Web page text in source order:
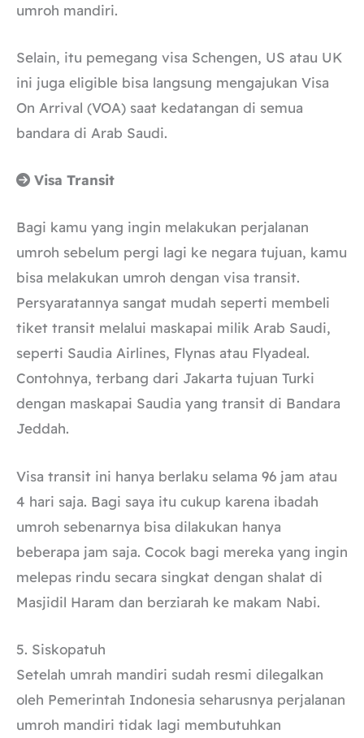
umroh mandiri.
Selain, itu pemegang visa Schengen, US atau UK
ini juga eligible bisa langsung mengajukan Visa
On Arrival (VOA) saat kedatangan di semua
bandara di Arab Saudi.
Visa Transit
Bagi kamu yang ingin melakukan perjalanan
umroh sebelum pergi lagi ke negara tujuan, kamu
bisa melakukan umroh dengan visa transit.
Persyaratannya sangat mudah seperti membeli
tiket transit melalui maskapai milik Arab Saudi,
seperti Saudia Airlines, Flynas atau Flyadeal.
Contohnya, terbang dari Jakarta tujuan Turki
dengan maskapai Saudia yang transit di Bandara
Jeddah.
Visa transit ini hanya berlaku selama 96 jam atau
4 hari saja. Bagi saya itu cukup karena ibadah
umroh sebenarnya bisa dilakukan hanya
beberapa jam saja. Cocok bagi mereka yang ingin
melepas rindu secara singkat dengan shalat di
Masjidil Haram dan berziarah ke makam Nabi.
5. Siskopatuh
Setelah umrah mandiri sudah resmi dilegalkan
oleh Pemerintah Indonesia seharusnya perjalanan
umroh mandiri tidak lagi membutuhkan